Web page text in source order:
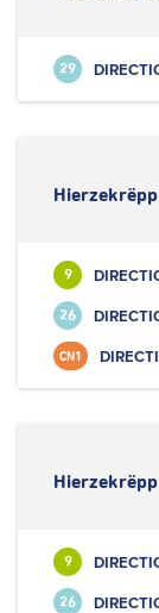
29
Hierzekrëpp
9
26
CN1
Hierzekrëpp
9
26